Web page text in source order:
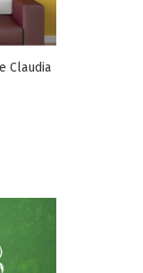
Claudia